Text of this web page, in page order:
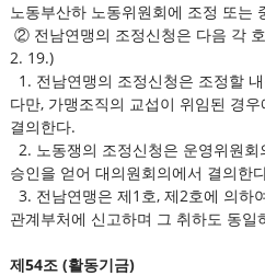
노동부산하 노동위원회에 조정 또는
② 전남연맹의 조정신청은 다음 각
2. 19.)
1. 전남연맹의 조정신청은 조정할
다만, 가맹조직의 교섭이 위임된 경
결의한다.
2. 노동쟁의 조정신청은 운영위원
승인을 얻어 대의원회의에서 결의한
3. 전남연맹은 제1호, 제2호에 의하
관계부처에 신고하며 그 취하도 동일
제54조 (활동기금)